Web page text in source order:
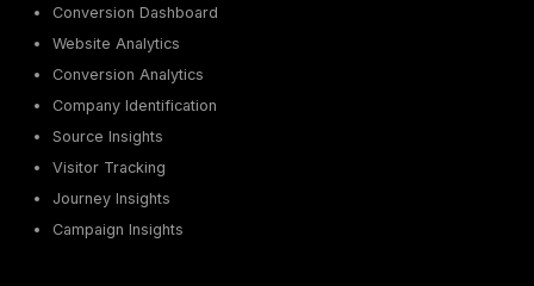
Conversion Dashboard
Website Analytics
Conversion Analytics
Company Identification
Source Insights
Visitor Tracking
Journey Insights
Campaign Insights